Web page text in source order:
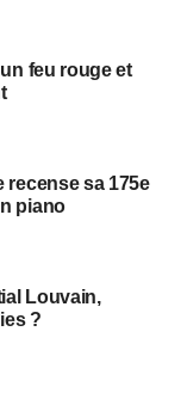
feu rouge et
recense sa 175e
piano
Louvain,
?